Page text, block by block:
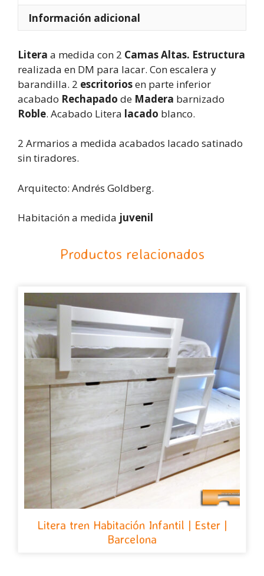
Información adicional
Litera a medida con 2 Camas Altas. Estructura
realizada en DM para lacar. Con escalera y
barandilla. 2 escritoriosen parte inferior
acabado Rechapado de Madera barnizado
Roble. Acabado Litera lacado blanco.
2 Armarios a medida acabados lacado satinado
sin tiradores.
Arquitecto: Andrés Goldberg.
Habitación a medida juvenil
Productos relacionados
Litera tren Habitación Infantil | Ester |
Barcelona